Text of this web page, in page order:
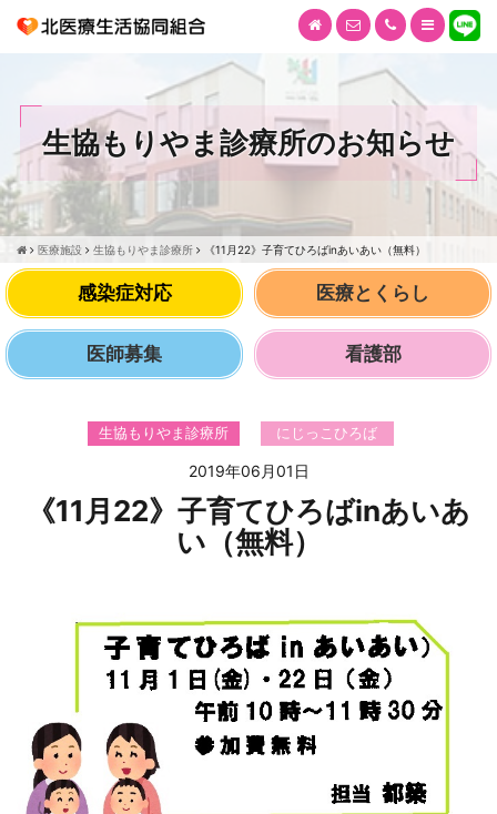
生協もりやま診療所のお知らせ
医療施設 生協もりやま診療所 《11月22》子育てひろばinあいあい（無料）
感染症対応 医療とくらし
医師募集 看護部
生協もりやま診療所 にじっこひろば
2019年06月01日
《11月22》子育てひろばinあいあ
い（無料）